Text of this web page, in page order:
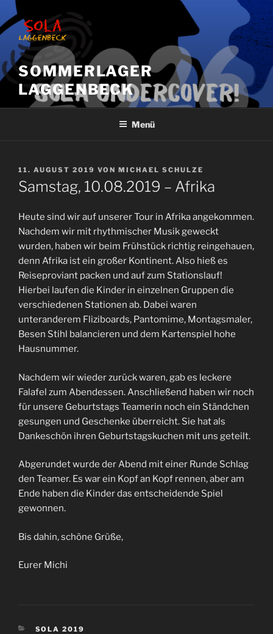
Zum
Inhalt
springen
SOMMERLAGER
LAGGENBECK
Menü
VERÖFFENTLICHT
AM
11. AUGUST 2019 VON MICHAEL SCHULZE
Samstag, 10.08.2019 – Afrika
Heute sind wir auf unserer Tour in Afrika angekommen.
Nachdem wir mit rhythmischer Musik geweckt
wurden, haben wir beim Frühstück richtig reingehauen,
denn Afrika ist ein großer Kontinent. Also hieß es
Reiseproviant packen und auf zum Stationslauf!
Hierbei laufen die Kinder in einzelnen Gruppen die
verschiedenen Stationen ab. Dabei waren
unteranderem Fliziboards, Pantomime, Montagsmaler,
Besen Stihl balancieren und dem Kartenspiel hohe
Hausnummer.
Nachdem wir wieder zurück waren, gab es leckere
Falafel zum Abendessen. Anschließend haben wir noch
für unsere Geburtstags Teamerin noch ein Ständchen
gesungen und Geschenke überreicht. Sie hat als
Dankeschön ihren Geburtstagskuchen mit uns geteilt.
Abgerundet wurde der Abend mit einer Runde Schlag
den Teamer. Es war ein Kopf an Kopf rennen, aber am
Ende haben die Kinder das entscheidende Spiel
gewonnen.
Bis dahin, schöne Grüße,
Eurer Michi
KATEGORIEN
SOLA 2019